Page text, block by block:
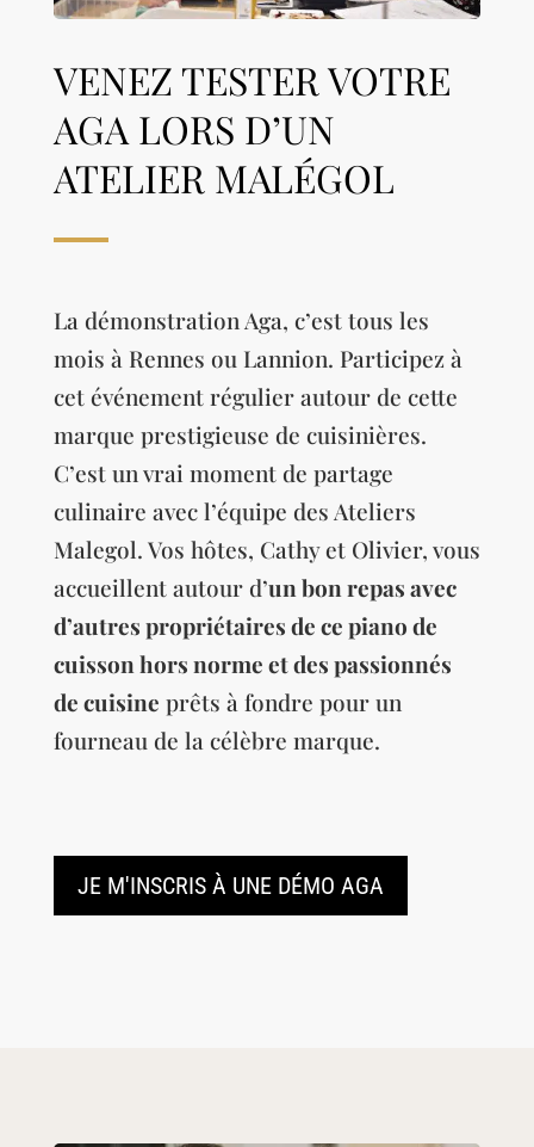
VENEZ TESTER VOTRE
AGA LORS D’UN
ATELIER MALÉGOL
La démonstration Aga, c’est tous les
mois à Rennes ou Lannion. Participez à
cet événement régulier autour de cette
marque prestigieuse de cuisinières.
C’est un vrai moment de partage
culinaire avec l’équipe des Ateliers
Malegol. Vos hôtes, Cathy et Olivier, vous
accueillent autour d’un bon repas avec
d’autres propriétaires de ce piano de
cuisson hors norme et des passionnés
de cuisine prêts à fondre pour un
fourneau de la célèbre marque.
JE M'INSCRIS À UNE DÉMO AGA